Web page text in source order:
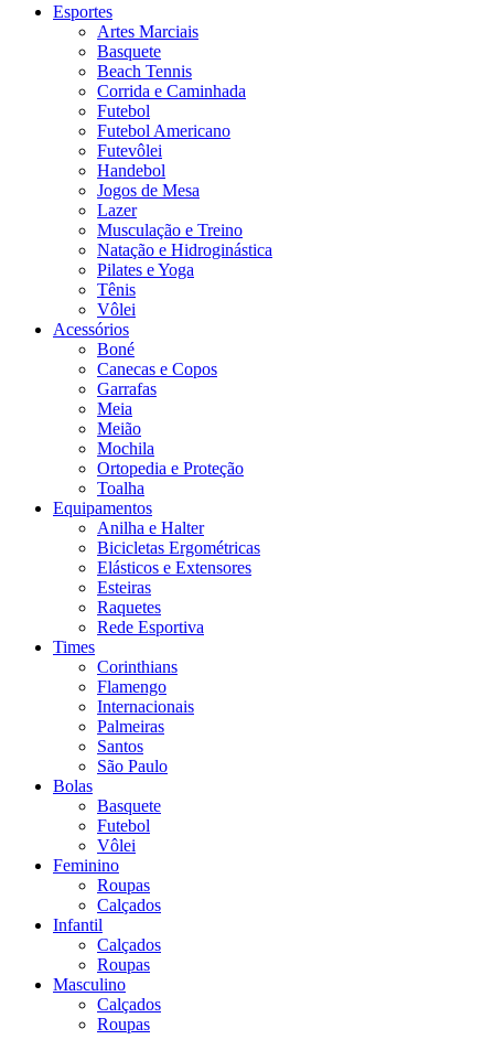
Esportes
Artes Marciais
Basquete
Beach Tennis
Corrida e Caminhada
Futebol
Futebol Americano
Futevôlei
Handebol
Jogos de Mesa
Lazer
Musculação e Treino
Natação e Hidroginástica
Pilates e Yoga
Tênis
Vôlei
Acessórios
Boné
Canecas e Copos
Garrafas
Meia
Meião
Mochila
Ortopedia e Proteção
Toalha
Equipamentos
Anilha e Halter
Bicicletas Ergométricas
Elásticos e Extensores
Esteiras
Raquetes
Rede Esportiva
Times
Corinthians
Flamengo
Internacionais
Palmeiras
Santos
São Paulo
Bolas
Basquete
Futebol
Vôlei
Feminino
Roupas
Calçados
Infantil
Calçados
Roupas
Masculino
Calçados
Roupas